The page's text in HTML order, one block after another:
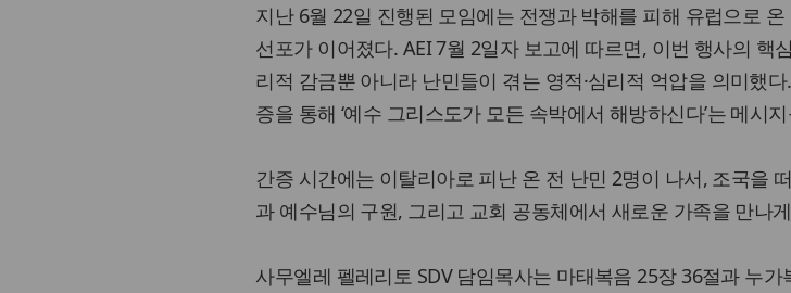
지난 6월 22일 진행된 모임에는 전쟁과 박해를 피해 유럽으로
선포가 이어졌다. AEI 7월 2일자 보고에 따르면, 이번 행사의 핵
리적 감금뿐 아니라 난민들이 겪는 영적·심리적 억압을 의미했
증을 통해 ‘예수 그리스도가 모든 속박에서 해방하신다’는 메시
간증 시간에는 이탈리아로 피난 온 전 난민 2명이 나서, 조국을
과 예수님의 구원, 그리고 교회 공동체에서 새로운 가족을 만나
사무엘레 펠레리토 SDV 담임목사는 마태복음 25장 36절과 누가